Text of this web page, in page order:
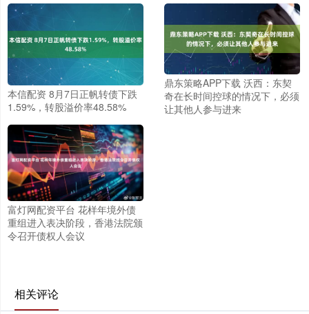
本信配资 8月7日正帆转债下跌
1.59%，转股溢价率48.58%
鼎东策略APP下载 沃西：东契
奇在长时间控球的情况下，必须
让其他人参与进来
富灯网配资平台 花样年境外债
重组进入表决阶段，香港法院颁
令召开债权人会议
相关评论